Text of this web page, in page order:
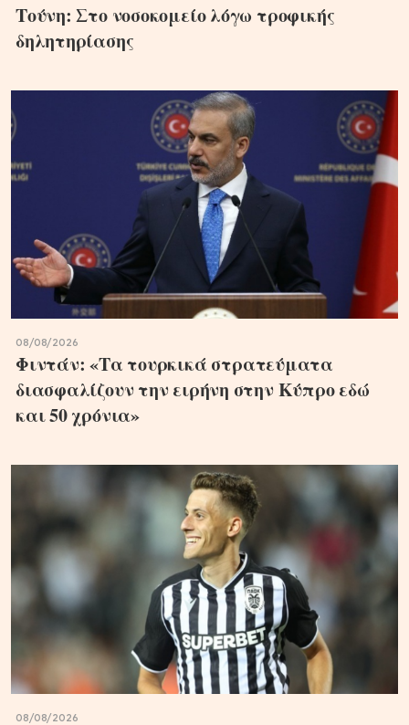
Τούνη: Στο νοσοκομείο λόγω τροφικής
δηλητηρίασης
08/08/2026
Φιντάν: «Τα τουρκικά στρατεύματα
διασφαλίζουν την ειρήνη στην Κύπρο εδώ
και 50 χρόνια»
08/08/2026